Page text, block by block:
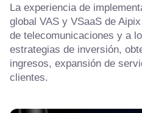
La experiencia de
global VAS y VSaaS de
de telecomunicaciones y a
estrategias de inversión,
ingresos, expansión de
clientes.